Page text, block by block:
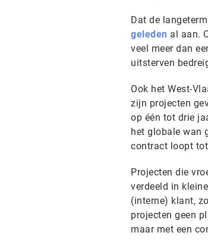
Dat de
geleden al aan.
veel meer dan
uitsterven
Ook het West-
zijn projecten
op één tot drie
het globale wan
contract loopt
Projecten die
verdeeld in
(interne) klant,
projecten geen
maar met een